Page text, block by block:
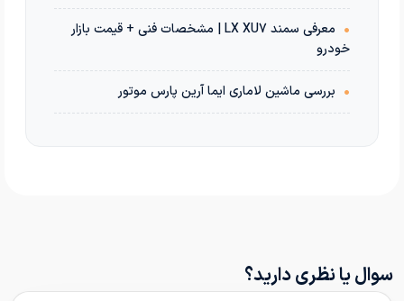
•
معرفی سمند LX XU7 | مشخصات فنی + قیمت بازار
خودرو
• بررسی ماشین لاماری ایما آرین پارس موتور
سوال یا نظری دارید؟